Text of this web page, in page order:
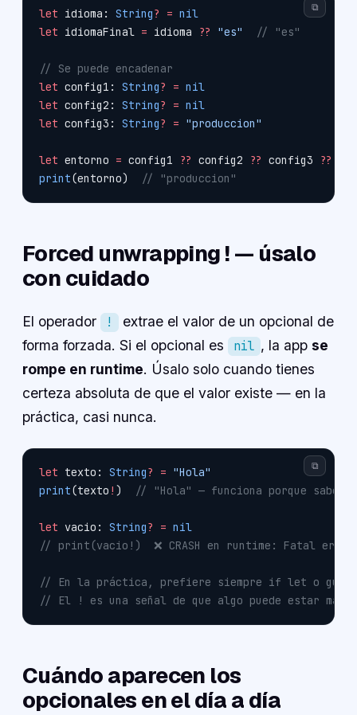
let idioma: String? = nil
let idiomaFinal = idioma ?? "es"
  // "es"
// Se puede encadenar
let config1: String? = nil
let config2: String? = nil
let config3: String? = "produccion"
let entorno = config1 ?? config2 ?? config3 ??
print(entorno) // "produccion"
⧉
Forced unwrapping ! — úsalo
con cuidado
El operador !
extrae el valor de un opcional de
forma forzada. Si el opcional es
nil , la app se
rompe en runtime. Úsalo solo cuando tienes
certeza absoluta de que el valor existe — en la
práctica, casi nunca.
let texto: String? = "Hola"
print(texto ! ) // "Hola" — funciona porque
let vacio: String? = nil
// print(vacio!)  ❌ CRASH en runtime: Fatal
// En la práctica, prefiere siempre if let o
// El ! es una señal de que algo puede estar mal
⧉
Cuándo aparecen los
opcionales en el día a día